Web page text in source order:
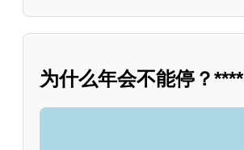
为什么年会不能停？****